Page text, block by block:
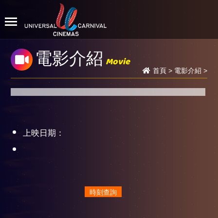
電影介紹 Movie
首頁> 電影介紹 >
上映日期：
時刻查詢